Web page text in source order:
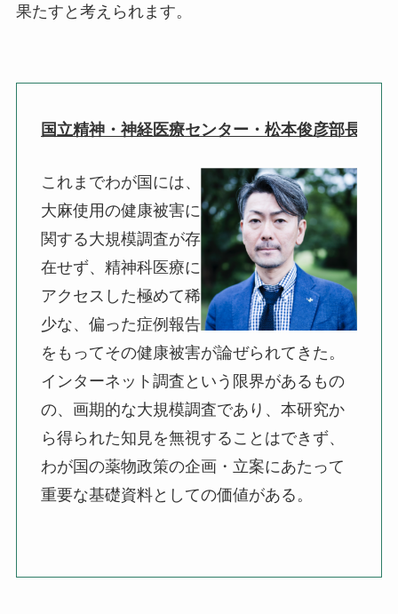
果たすと考えられます。
これまでわが国には、
大麻使用の健康被害に
関する大規模調査が存
在せず、精神科医療に
アクセスした極めて稀
少な、 偏った症例報告
をもってその健康被害が論ぜられてきた。
インターネット調査という限界があるもの
の、画期的な大規模調査であり、本研究か
ら得られた知見を無視することはできず、
わが国の薬物政策の企画・立案にあたって
重要な基礎資料としての価値がある。